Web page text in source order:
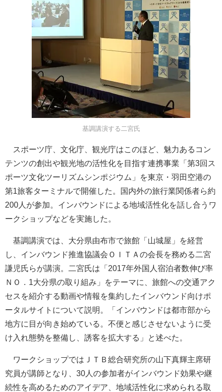
基調講演する二宮氏
スポーツ庁、文化庁、観光庁はこのほど、魅力あるコン
テンツの創出や観光地の活性化を目指す連携事業「第3回ス
ポーツ文化ツーリズムシンポジウム」を東京・羽田空港の
第1旅客ターミナルで開催した。国内外の旅行業関係者ら約
200人が参加。インバウンドによる地域活性化を話し合うワ
ークショップなどを実施した。
基調講演では、大分県由布市で旅館「山城屋」を経営
し、インバウンド推進協議会ＯＩＴＡの会長を務める二宮
謙児氏らが講演。二宮氏は「2017年外国人宿泊者数伸び率
ＮＯ．1大分県の取り組み」をテーマに、旅館への交通アク
セスを紹介する動画や情報を集約したインバウンド向けポ
ータルサイトについて説明。「インバウンドは都市部から
地方に目が向き始めている。不便と感じさせないように受
け入れ態勢を整備し、誘客を拡大する」と述べた。
ワークショップではＪＴＢ総合研究所の山下真輝主席研
究員が講師となり、30人の参加者がインバウンド効果や継
続性を高めるためのアイデア、地域活性化に求められる取